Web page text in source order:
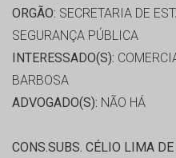
ORGÃO: SECRETARIA DE
SEGURANÇA PÚBLICA
INTERESSADO(S):
BARBOSA
ADVOGADO(S): NÃO HÁ
CONS.SUBS. CÉLIO LIMA